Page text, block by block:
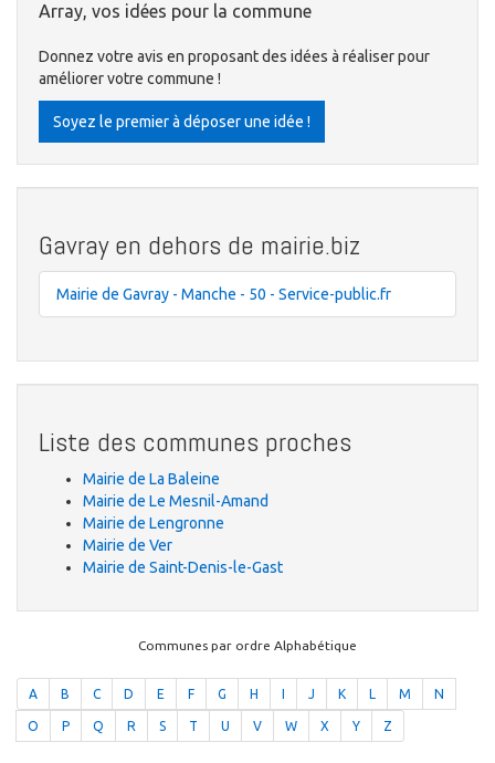
Array, vos idées pour la commune
Donnez votre avis en proposant des idées à réaliser pour
améliorer votre commune !
Soyez le premier à déposer une idée !
Gavray en dehors de mairie.biz
Mairie de Gavray - Manche - 50 - Service-public.fr
Liste des communes proches
Mairie de La Baleine
Mairie de Le Mesnil-Amand
Mairie de Lengronne
Mairie de Ver
Mairie de Saint-Denis-le-Gast
Communes par ordre Alphabétique
A B C D E F G H J K L M N
O P Q R S T U V W X Y Z